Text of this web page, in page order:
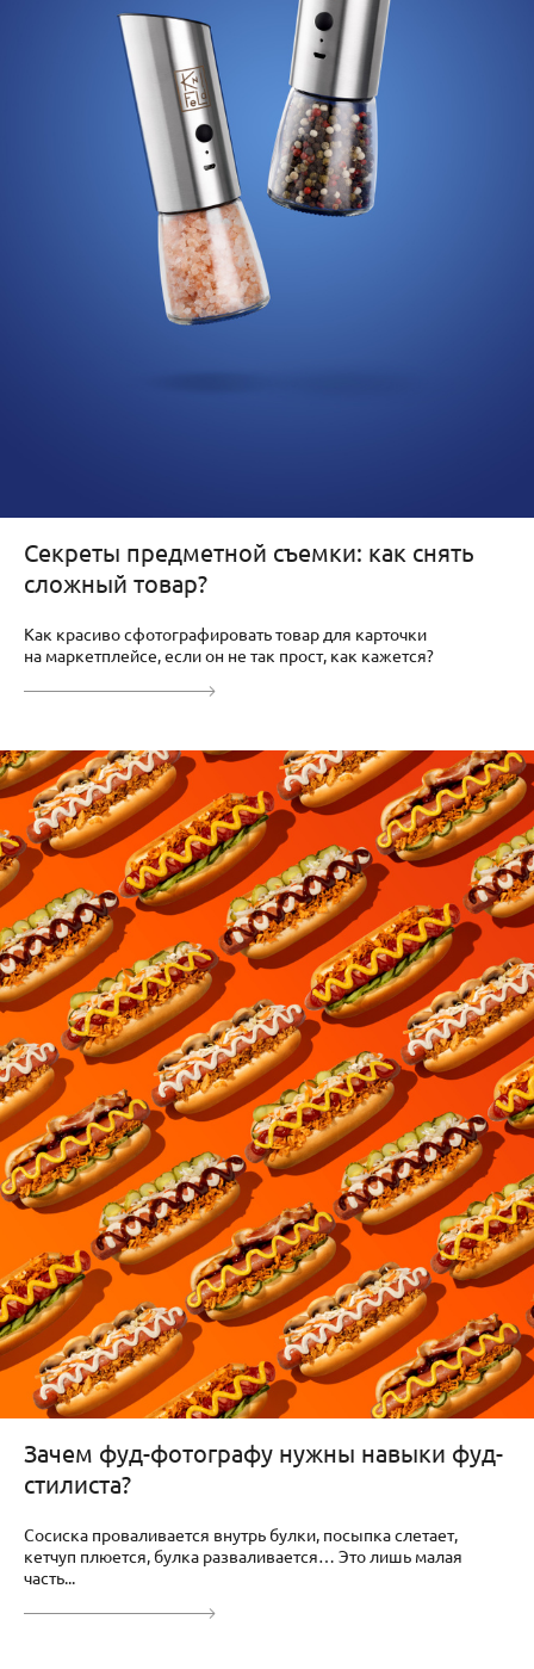
Секреты предметной съемки: как снять
сложный товар?
Как красиво сфотографировать товар для карточки
на маркетплейсе, если он не так прост, как кажется?
Зачем фуд-фотографу нужны навыки фуд-
стилиста?
Сосиска проваливается внутрь булки, посыпка слетает,
кетчуп плюется, булка разваливается… Это лишь малая
часть...